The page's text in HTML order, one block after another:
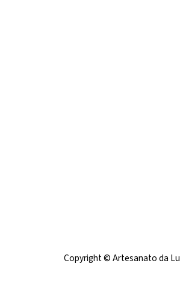
Copyright © Artesanato da Lu